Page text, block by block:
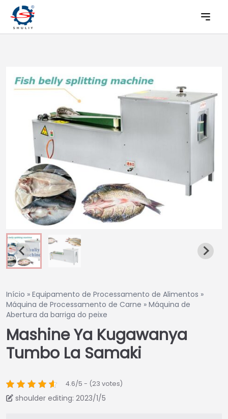
Início » Equipamento de Processamento de Alimentos »
Máquina de Processamento de Carne » Máquina de
Abertura da barriga do peixe
Mashine Ya Kugawanya
Tumbo La Samaki
4.6/5 - (23 votes)
shoulder editing: 2023/1/5